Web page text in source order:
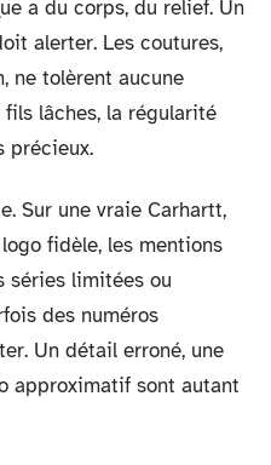
a du corps, du relief. Un
alerter. Les coutures,
ne tolèrent aucune
lâches, la régularité
précieux.
Sur une vraie Carhartt,
fidèle, les mentions
séries limitées ou
des numéros
Un détail erroné, une
approximatif sont autant